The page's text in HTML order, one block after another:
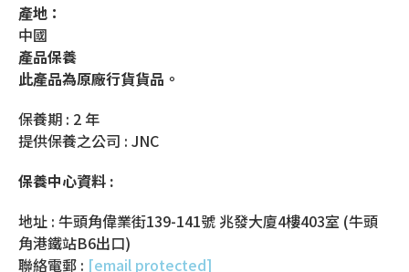
產地：
中國
產品保養
此產品為原廠行貨貨品。
保養期 : 2 年
提供保養之公司 : JNC
保養中心資料 :
地址 : 牛頭角偉業街139-141號 兆發大廈4樓403室 (牛頭
角港鐵站B6出口)
聯絡電郵 : [email protected]